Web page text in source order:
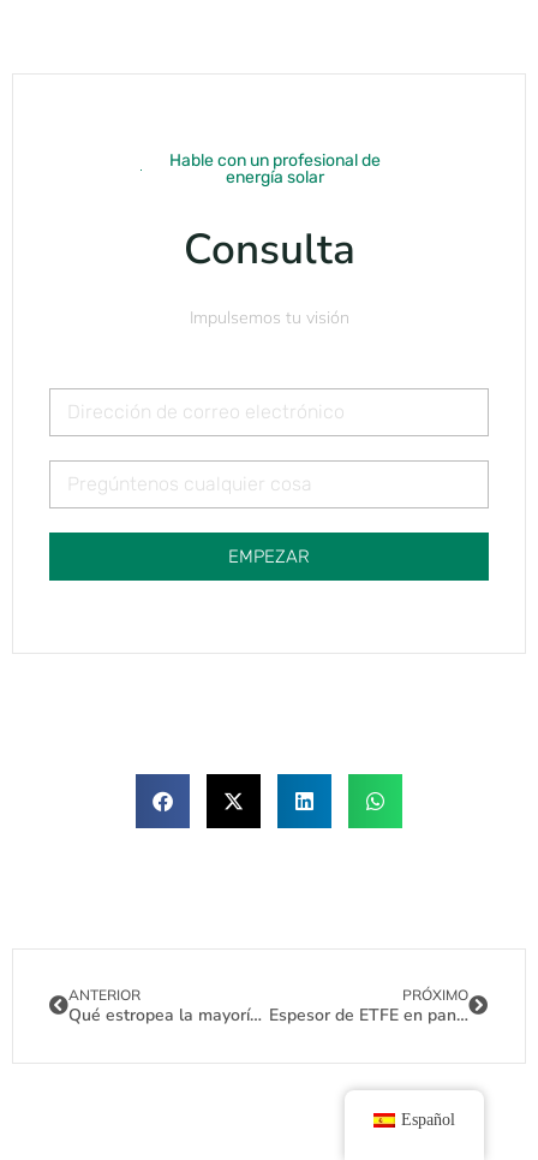
Hable con un profesional de
energía solar
Consulta
Impulsemos tu visión
EMPEZAR
ANTERIOR
Qué estropea la mayoría de los sistemas solares y cómo mantener el suyo funcionando correctamente
PRÓXIMO
Espesor de ETFE en paneles solares flexibles: ¿cuál es la opción adecuada para usted?
Español